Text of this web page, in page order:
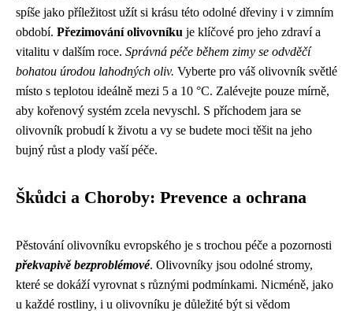
spíše jako příležitost užít si krásu této odolné dřeviny i v zimním
období. Přezimování olivovníku je klíčové pro jeho zdraví a
vitalitu v dalším roce. Správná péče během zimy se odvděčí
bohatou úrodou lahodných oliv. Vyberte pro váš olivovník světlé
místo s teplotou ideálně mezi 5 a 10 °C. Zalévejte pouze mírně,
aby kořenový systém zcela nevyschl. S příchodem jara se
olivovník probudí k životu a vy se budete moci těšit na jeho
bujný růst a plody vaší péče.
Škůdci a Choroby: Prevence a ochrana
Pěstování olivovníku evropského je s trochou péče a pozornosti
překvapivě bezproblémové. Olivovníky jsou odolné stromy,
které se dokáží vyrovnat s různými podmínkami. Nicméně, jako
u každé rostliny, i u olivovníku je důležité být si vědom